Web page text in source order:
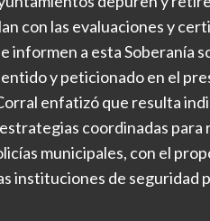
con las evaluaciones y
informen a esta Soberanía
y peticionado en el
enfatizó que resulta
coordinadas
municipales, con el
instituciones de seguridad